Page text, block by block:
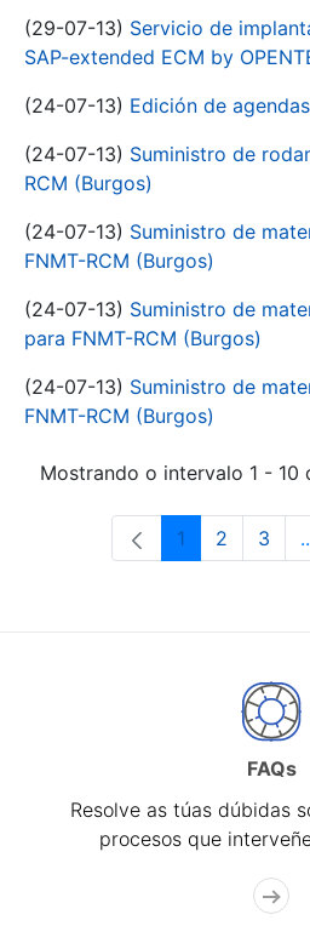
(29-07-13) Servicio de
SAP-extended ECM by
(24-07-13) Edición de
(24-07-13) Suministro de
RCM (Burgos)
(24-07-13) Suministro de
FNMT-RCM (Burgos)
(24-07-13) Suministro de
para FNMT-RCM (Burgos)
(24-07-13) Suministro de
FNMT-RCM (Burgos)
Mostrando o intervalo 1 - 10
Páxina
1 Páxina
2 3
FAQs
Resolve as túas dúbidas
procesos que